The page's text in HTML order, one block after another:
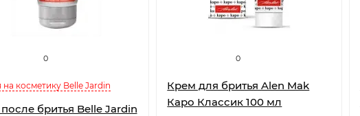
0
косметику Belle Jardin
бритья Belle Jardin
0
Крем для бритья Alen Mak
Каро Классик 100 мл